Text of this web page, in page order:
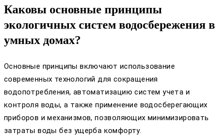
Каковы основные принципы
экологичных систем водосбережения в
умных домах?
Основные принципы включают использование
современных технологий для сокращения
водопотребления, автоматизацию систем учета и
контроля воды, а также применение водосберегающих
приборов и механизмов, позволяющих минимизировать
затраты воды без ущерба комфорту.